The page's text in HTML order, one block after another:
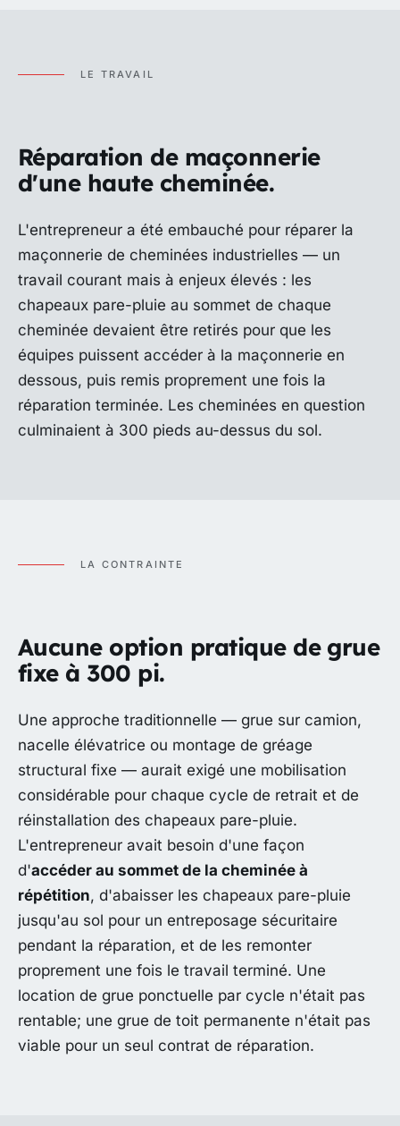
LE TRAVAIL
Réparation de maçonnerie
d'une haute cheminée.
L'entrepreneur a été embauché pour réparer la
maçonnerie de cheminées industrielles — un
travail courant mais à enjeux élevés : les
chapeaux pare-pluie au sommet de chaque
cheminée devaient être retirés pour que les
équipes puissent accéder à la maçonnerie en
dessous, puis remis proprement une fois la
réparation terminée. Les cheminées en question
culminaient à 300 pieds au-dessus du sol.
LA CONTRAINTE
Aucune option pratique de grue
fixe à 300 pi.
Une approche traditionnelle — grue sur camion,
nacelle élévatrice ou montage de gréage
structural fixe — aurait exigé une mobilisation
considérable pour chaque cycle de retrait et de
réinstallation des chapeaux pare-pluie.
L'entrepreneur avait besoin d'une façon
d'accéder au sommet de la cheminée à
répétition, d'abaisser les chapeaux pare-pluie
jusqu'au sol pour un entreposage sécuritaire
pendant la réparation, et de les remonter
proprement une fois le travail terminé. Une
location de grue ponctuelle par cycle n'était pas
rentable; une grue de toit permanente n'était pas
viable pour un seul contrat de réparation.